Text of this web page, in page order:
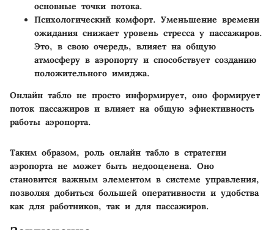
основные точки потока.
Психологический комфорт. Уменьшение времени
ожидания снижает уровень стресса у пассажиров.
Это, в свою очередь, влияет на общую
атмосферу в аэропорту и способствует созданию
положительного имиджа.
Онлайн табло не просто информирует, оно формирует
поток пассажиров и влияет на общую эфиективность
работы аэропорта.
Таким образом, роль онлайн табло в стратегии
аэропорта не может быть недооценена. Оно
становится важным элементом в системе управления,
позволяя добиться большей оперативности и удобства
как для работников, так и для пассажиров.